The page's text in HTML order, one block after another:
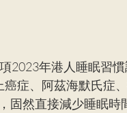
2023年港人睡眠習
症、阿茲海默氏症
固然直接減少睡眠時